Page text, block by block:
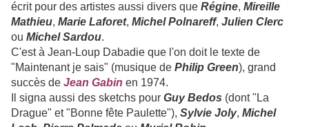
écrit pour des artistes aussi divers que Régine, Mireille
Mathieu, Marie Laforet, Michel Polnareff, Julien Clerc
ou Michel Sardou.
C'est à Jean-Loup Dabadie que l'on doit le texte de
"Maintenant je sais" (musique de Philip Green), grand
succès de Jean Gabin en 1974.
Il signa aussi des sketchs pour Guy Bedos (dont "La
Drague" et "Bonne fête Paulette"), Sylvie Joly, Michel